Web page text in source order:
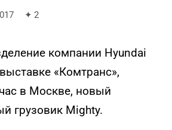
✦ 2
компании Hyundai
«Комтранс»,
в Москве, новый
грузовик Mighty.